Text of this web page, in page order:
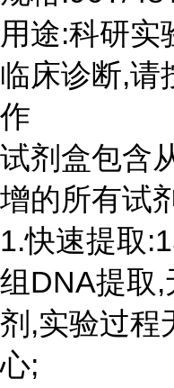
用途:科研实
临床诊断,请
作
试剂盒包含
增的所有试
1.快速提取
组DNA提取
剂,实验过程
心;